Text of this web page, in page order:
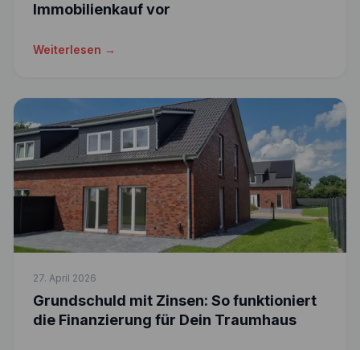
Immobilienkauf vor
Weiterlesen →
27. April 2026
Grundschuld mit Zinsen: So funktioniert
die Finanzierung für Dein Traumhaus